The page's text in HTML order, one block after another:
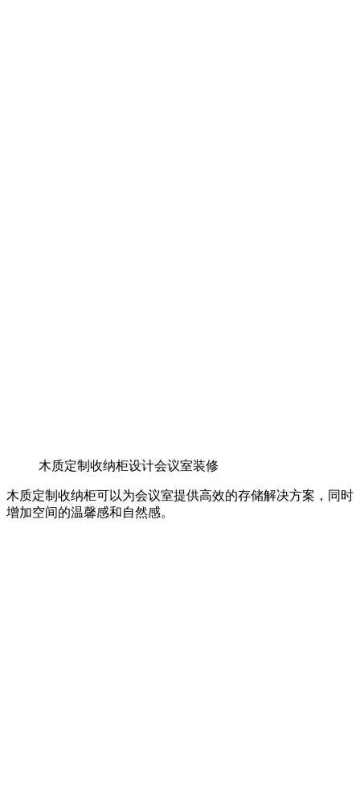
木质定制收纳柜设计会议室装修
木质定制收纳柜可以为会议室提供高效的存储解决方案，同时
增加空间的温馨感和自然感。